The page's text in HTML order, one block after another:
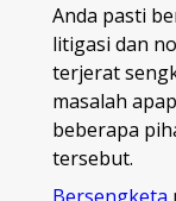
Anda pasti
litigasi dan
terjerat
masalah
beberapa
tersebut.